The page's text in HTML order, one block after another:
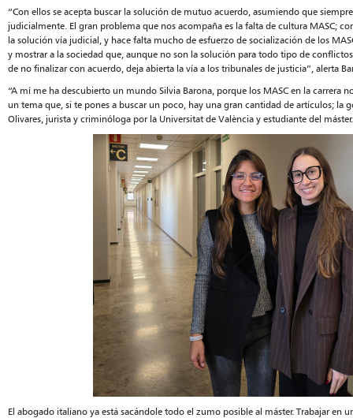
“Con ellos se acepta buscar la solución de mutuo acuerdo, asumiendo que
judicialmente. El gran problema que nos acompaña es la falta de cultura MASC;
la solución vía judicial, y hace falta mucho de esfuerzo de socialización de los
y mostrar a la sociedad que, aunque no son la solución para todo tipo de
de no finalizar con acuerdo, deja abierta la vía a los tribunales de justicia”, alerta
“A mí me ha descubierto un mundo Silvia Barona, porque los MASC en la carrera
un tema que, si te pones a buscar un poco, hay una gran cantidad de artículos; la
Olivares, jurista y criminóloga por la Universitat de València y estudiante del máster.
El abogado italiano ya está sacándole todo el zumo posible al máster. Trabajar en